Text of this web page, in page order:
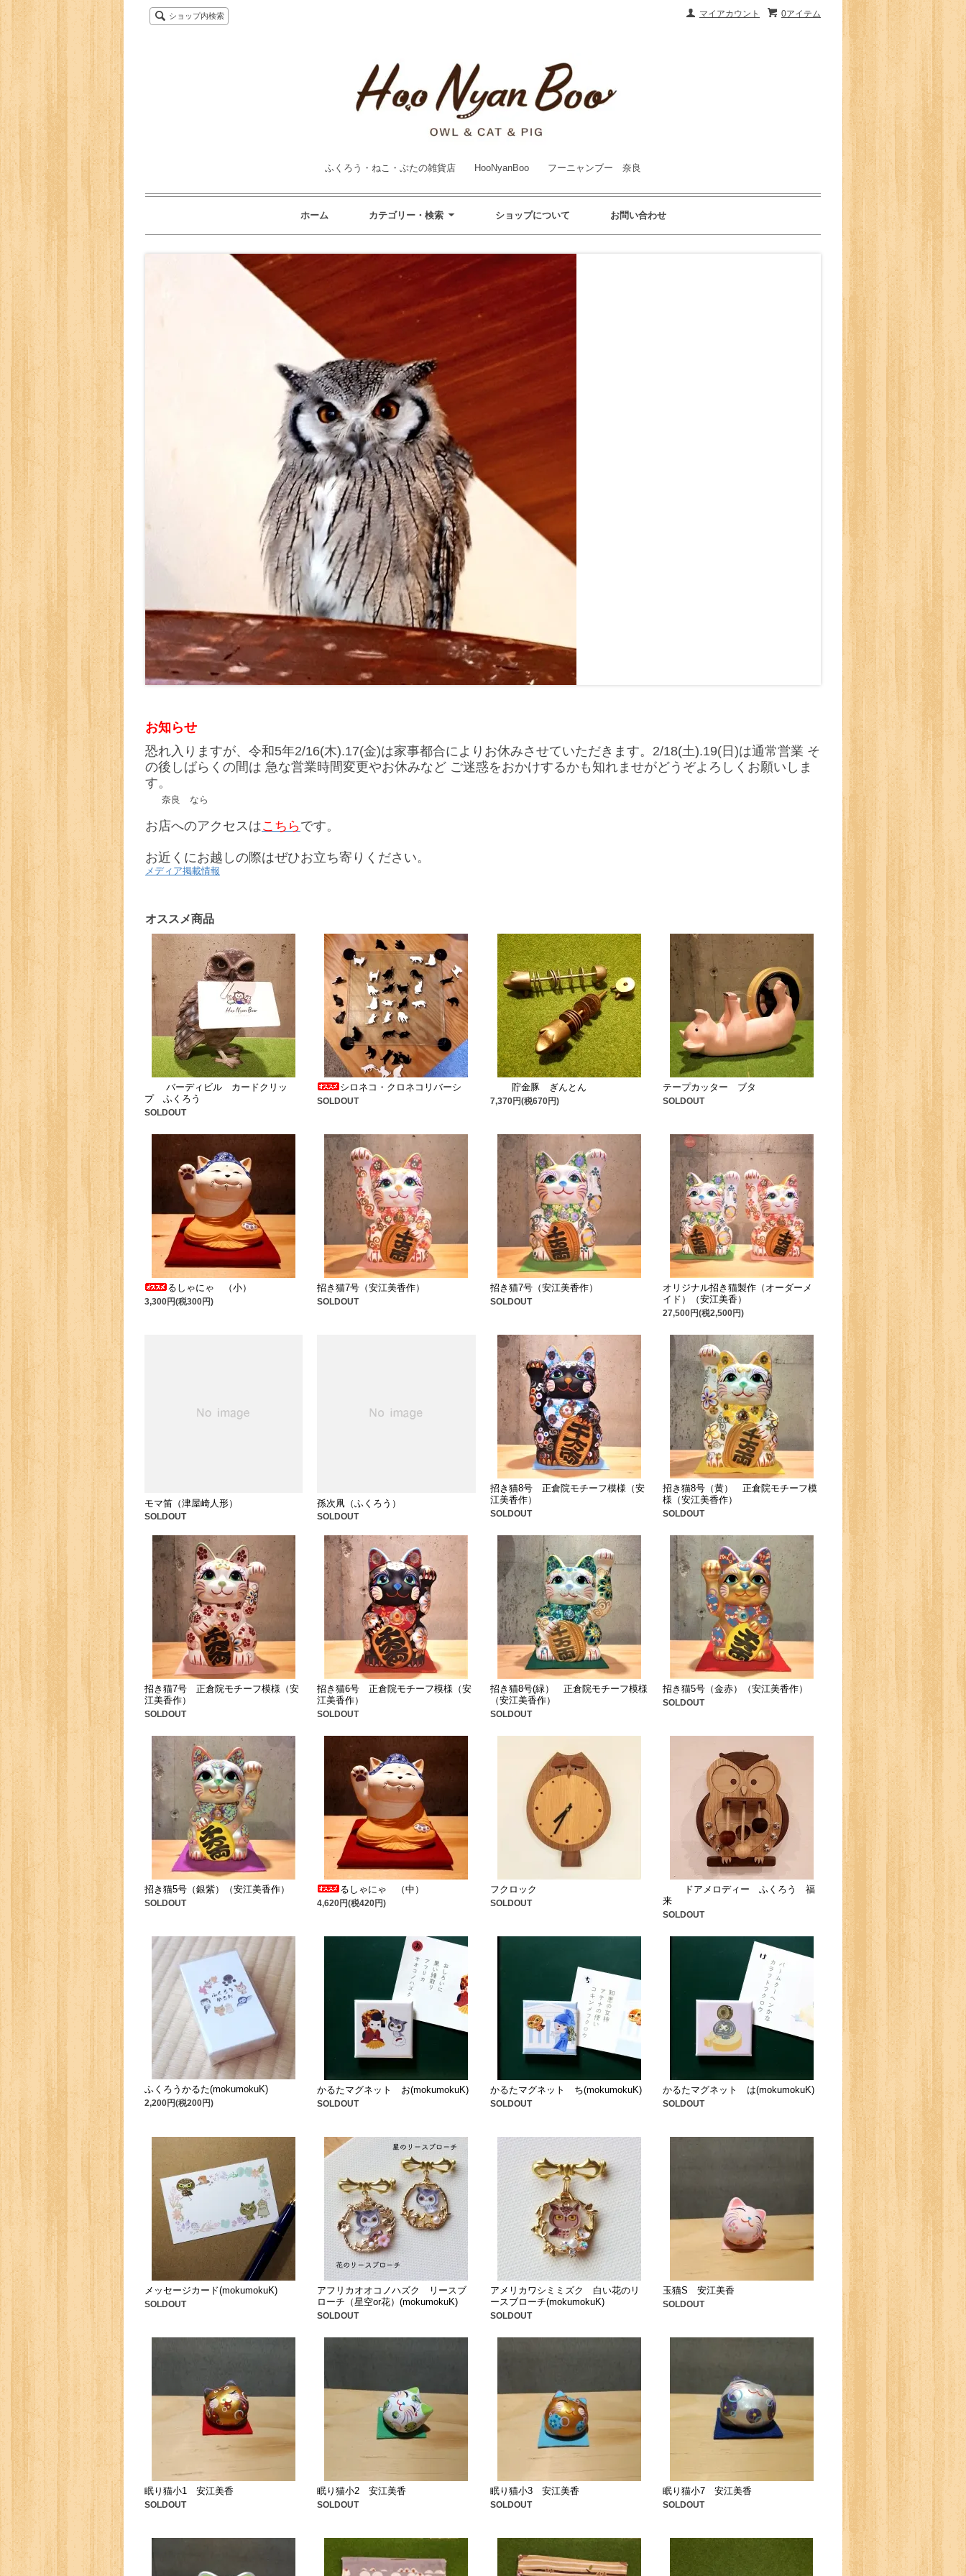
0アイテム
マイアカウント
ショップ内検索
ふくろう・ねこ・ぶたの雑貨店 HooNyanBoo フーニャンブー 奈良
ホーム カテゴリー・検索 ショップについて お問い合わせ
お知らせ
恐れ入りますが、令和5年2/16(木).17(金)は家事都合によりお休みさせていただきます。2/18(土).19(日)は通常営業 そ
の後しばらくの間は 急な営業時間変更やお休みなど ご迷惑をおかけするかも知れませがどうぞよろしくお願いしま
す。
奈良 なら
お店へのアクセスはこちらです。
お近くにお越しの際はぜひお立ち寄りください。
メディア掲載情報
オススメ商品
バーディビル カードクリッ
プ ふくろう
SOLDOUT
シロネコ・クロネコリバーシ
SOLDOUT
貯金豚 ぎんとん
7,370円(税670円)
テープカッター ブタ
SOLDOUT
るしゃにゃ （小）
3,300円(税300円)
招き猫7号（安江美香作）
SOLDOUT
招き猫7号（安江美香作）
SOLDOUT
オリジナル招き猫製作（オーダーメ
イド）（安江美香）
27,500円(税2,500円)
モマ笛（津屋崎人形）
SOLDOUT
孫次凧（ふくろう）
SOLDOUT
招き猫8号 正倉院モチーフ模様（安
江美香作）
SOLDOUT
招き猫8号（黄） 正倉院モチーフ模
様（安江美香作）
SOLDOUT
招き猫7号 正倉院モチーフ模様（安
江美香作）
SOLDOUT
招き猫6号 正倉院モチーフ模様（安
江美香作）
SOLDOUT
招き猫8号(緑） 正倉院モチーフ模様
（安江美香作）
SOLDOUT
招き猫5号（金赤）（安江美香作）
SOLDOUT
招き猫5号（銀紫）（安江美香作）
SOLDOUT
るしゃにゃ （中）
4,620円(税420円)
フクロック
SOLDOUT
ドアメロディー ふくろう 福
来
SOLDOUT
ふくろうかるた(mokumokuK)
2,200円(税200円)
かるたマグネット お(mokumokuK)
SOLDOUT
かるたマグネット ち(mokumokuK)
SOLDOUT
かるたマグネット は(mokumokuK)
SOLDOUT
メッセージカード(mokumokuK)
SOLDOUT
アフリカオオコノハズク リースブ
ローチ（星空or花）(mokumokuK)
SOLDOUT
アメリカワシミミズク 白い花のリ
ースブローチ(mokumokuK)
SOLDOUT
玉猫S 安江美香
SOLDOUT
眠り猫小1 安江美香
SOLDOUT
眠り猫小2 安江美香
SOLDOUT
眠り猫小3 安江美香
SOLDOUT
眠り猫小7 安江美香
SOLDOUT